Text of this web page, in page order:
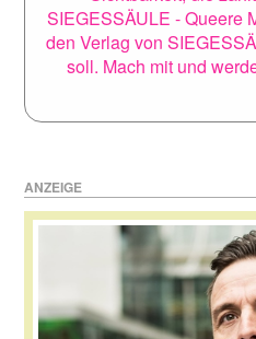
SIEGESSÄULE - Queere
den Verlag von
soll. Mach mit und
ANZEIGE